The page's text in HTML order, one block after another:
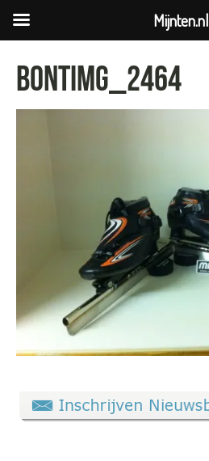
bontIMG_2464
Mijnten.nl